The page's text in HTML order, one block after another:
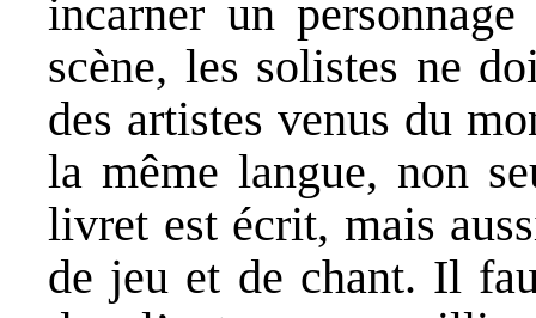
incarner un
scène, les solistes ne
des artistes venus du
la même langue, non
livret est écrit, mais
de jeu et de chant. Il